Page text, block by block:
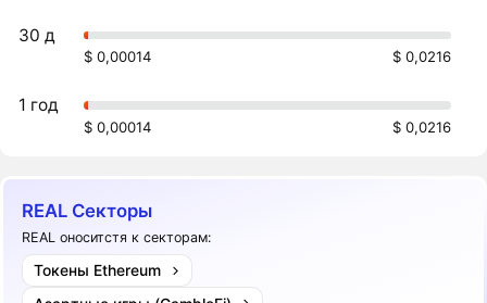
30 д
$ 0,00014 $ 0,0216
1 год
$ 0,00014 $ 0,0216
REAL Секторы
REAL оноситстя к секторам:
Токены Ethereum